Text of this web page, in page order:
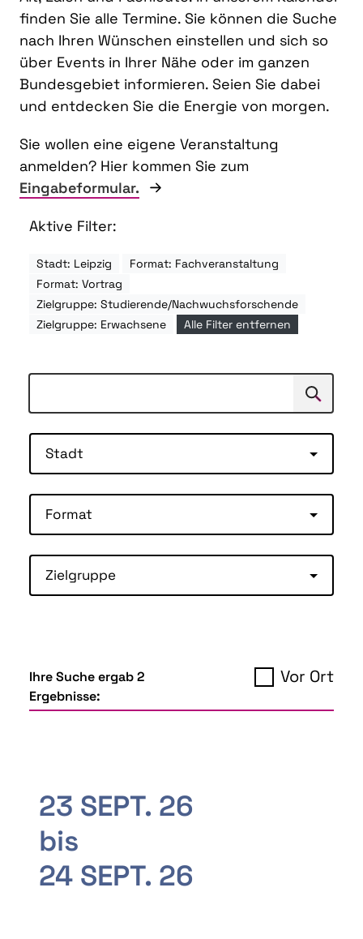
finden Sie alle Termine. Sie können die Suche
nach Ihren Wünschen einstellen und sich so
über Events in Ihrer Nähe oder im ganzen
Bundesgebiet informieren. Seien Sie dabei
und entdecken Sie die Energie von morgen.
Sie wollen eine eigene Veranstaltung
anmelden? Hier kommen Sie zum
Eingabeformular.
Aktive Filter:
Stadt: Leipzig
Format: Fachveranstaltung
Format: Vortrag
Zielgruppe: Studierende/Nachwuchsforschende
Zielgruppe: Erwachsene
Alle Filter entfernen
Suchen
Stadt
Format
Zielgruppe
Ihre Suche ergab 2
Ergebnisse:
Vor Ort
23 SEPT. 26
bis
24 SEPT. 26